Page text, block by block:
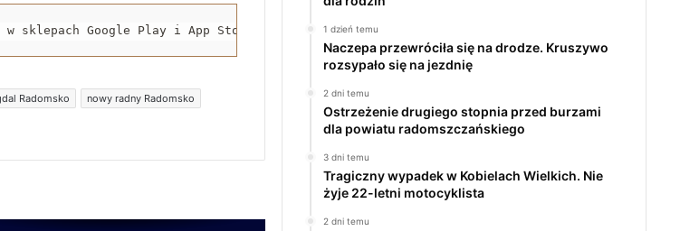
sklepach Google Play i App Store.
Radomsko
nowy radny Radomsko
włącza się w Miesiąc
km/h w terenie zabudowanym. 37-
stracił prawo jazdy i zapłaci 4 tys. zł
1 dzień temu
Naczepa przewróciła się na drodze. Kruszywo
rozsypało się na jezdnię
2 dni temu
Ostrzeżenie drugiego stopnia przed burzami
dla powiatu radomszczańskiego
3 dni temu
Tragiczny wypadek w Kobielach Wielkich. Nie
żyje 22-letni motocyklista
2 dni temu